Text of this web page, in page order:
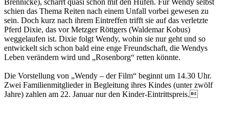
schien das Thema Reiten nach einem Unfall vorbei gewesen zu
sein. Doch kurz nach ihrem Eintreffen trifft sie auf das verletzte
Pferd Dixie, das vor Metzger Röttgers (Waldemar Kobus)
weggelaufen ist. Dixie folgt Wendy, wohin sie nur geht und so
entwickelt sich schon bald eine enge Freundschaft, die Wendys
Leben verändern wird und „Rosenborg“ retten könnte.
Die Vorstellung von „Wendy – der Film“ beginnt um 14.30 Uhr.
Zwei Familienmitglieder in Begleitung ihres Kindes (unter zwölf
Jahre) zahlen am 22. Januar nur den Kinder-Eintritts­preis.